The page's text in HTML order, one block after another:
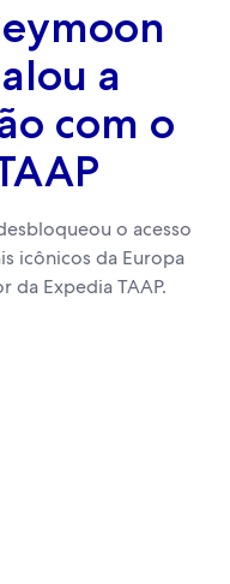
a
com o
o acesso
icônicos da Europa
Expedia TAAP.